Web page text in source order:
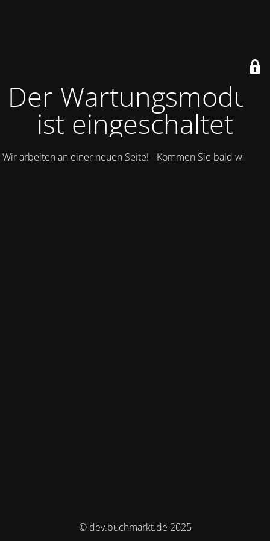
Der Wartungsmodus
ist eingeschaltet
Wir arbeiten an einer neuen Seite! - Kommen Sie bald wieder.
© dev.buchmarkt.de 2025